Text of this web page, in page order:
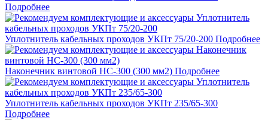
Подробнее
Уплотнитель кабельных проходов УКПт 75/20-200 Подробнее
Наконечник винтовой НС-300 (300 мм2) Подробнее
Уплотнитель кабельных проходов УКПт 235/65-300
Подробнее